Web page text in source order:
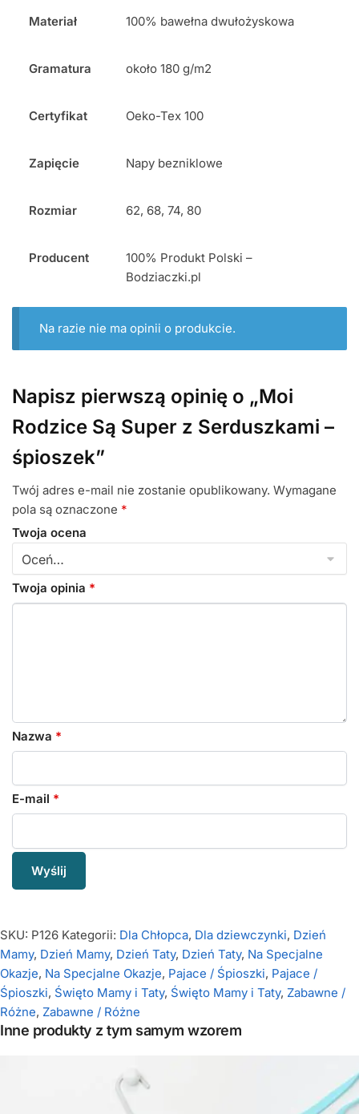
Materiał 100% bawełna dwułożyskowa
Gramatura około 180 g/m2
Certyfikat Oeko-Tex 100
Zapięcie Napy bezniklowe
Rozmiar 62, 68, 74, 80
Producent
100% Produkt Polski –
Bodziaczki.pl
Na razie nie ma opinii o produkcie.
Napisz pierwszą opinię o „Moi
Rodzice Są Super z Serduszkami –
śpioszek”
Twój adres e-mail nie zostanie opublikowany. Wymagane
pola są oznaczone *
Twoja ocena
Twoja opinia *
Nazwa *
E-mail *
SKU: P126 Kategorii: Dla Chłopca, Dla dziewczynki, Dzień
Mamy, Dzień Mamy, Dzień Taty, Dzień Taty, Na Specjalne
Okazje, Na Specjalne Okazje, Pajace / Śpioszki, Pajace /
Śpioszki, Święto Mamy i Taty, Święto Mamy i Taty, Zabawne /
Różne, Zabawne / Różne
Inne produkty z tym samym wzorem